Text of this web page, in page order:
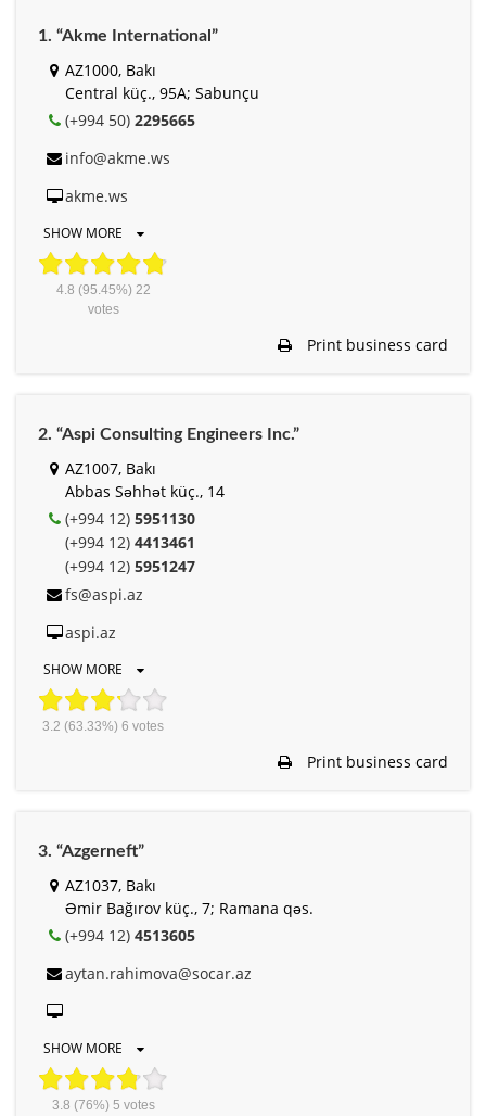
1. “Akme International”
AZ1000, Bakı
Central küç., 95A; Sabunçu
(+994 50) 2295665
info@akme.ws
akme.ws
SHOW MORE
4.8 (95.45%) 22
votes
Print business card
2. “Aspi Consulting Engineers Inc.”
AZ1007, Bakı
Abbas Səhhət küç., 14
(+994 12) 5951130
(+994 12) 4413461
(+994 12) 5951247
fs@aspi.az
aspi.az
SHOW MORE
3.2 (63.33%) 6 votes
Print business card
3. “Azgerneft”
AZ1037, Bakı
Əmir Bağırov küç., 7; Ramana qəs.
(+994 12) 4513605
aytan.rahimova@socar.az
SHOW MORE
3.8 (76%) 5 votes